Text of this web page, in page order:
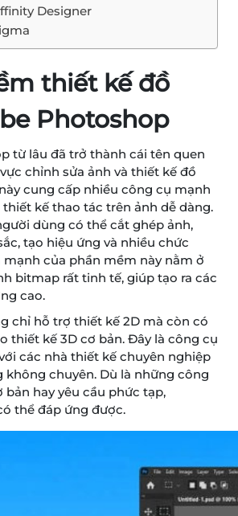
Designer
thiết kế đồ
Photoshop
từ lâu đã trở thành cái tên quen
chỉnh sửa ảnh và thiết kế đồ
cung cấp nhiều công cụ mạnh
kế thao tác trên ảnh dễ dàng.
dùng có thể cắt ghép ảnh,
tạo hiệu ứng và nhiều chức
của phần mềm này nằm ở
bitmap rất tinh tế, giúp tạo ra các
cao.
chỉ hỗ trợ thiết kế 2D mà còn có
thiết kế 3D cơ bản. Đây là công cụ
các nhà thiết kế chuyên nghiệp
không chuyên. Dù là những công
bản hay yêu cầu phức tạp,
thể đáp ứng được.